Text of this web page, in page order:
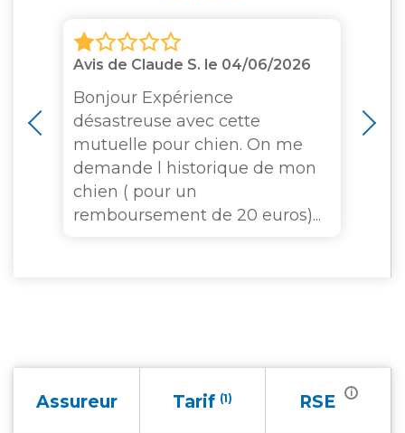
Avis de Claude S. le 04/06/2026
Bonjour Expérience
désastreuse avec cette
mutuelle pour chien. On me
demande l historique de mon
chien ( pour un
remboursement de 20 euros)...
Assureur Tarif (1) RSE i